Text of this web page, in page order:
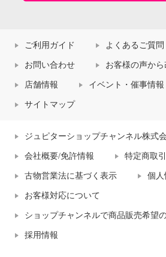
ご利用ガイド よくあるご質問
お問い合わせ お客様の声か
店舗情報 イベント・催事情報
サイトマップ
ジュピターショップチャンネル株式
会社概要/免許情報 特定商取
古物営業法に基づく表示 個人
お客様対応について
ショップチャンネルで商品販売希望
採用情報